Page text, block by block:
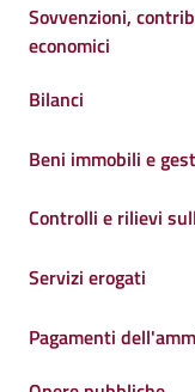
Sovvenzioni,
economici
Bilanci
Beni immobili e
Controlli e rilievi
Servizi erogati
Pagamenti